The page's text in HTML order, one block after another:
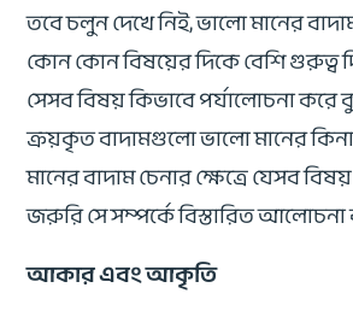
তবে চলুন দেখে নিই, ভালো মানের
কোন কোন বিষয়ের দিকে বেশি গুরুত্ব
সেসব বিষয় কিভাবে পর্যালোচনা
ক্রয়কৃত বাদামগুলো ভালো মানের
মানের বাদাম চেনার ক্ষেত্রে যেসব
জরুরি সে সম্পর্কে বিস্তারিত
আকার এবং আকৃতি